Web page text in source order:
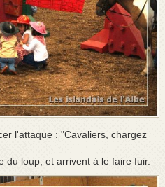
l'attaque : "Cavaliers, chargez
du loup, et arrivent à le faire fuir.